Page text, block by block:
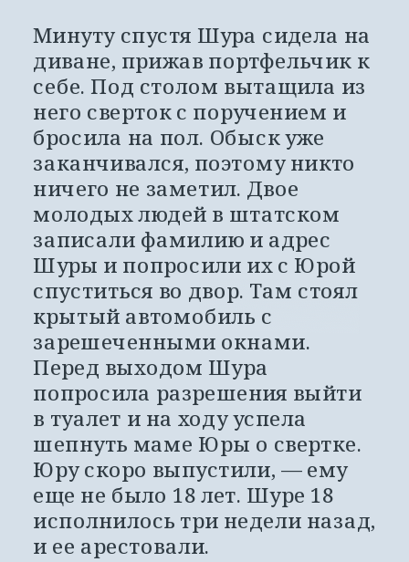
Минуту спустя Шура сидела на
диване, прижав портфельчик к
себе. Под столом вытащила из
него сверток с поручением и
бросила на пол. Обыск уже
заканчивался, поэтому никто
ничего не заметил. Двое
молодых людей в штатском
записали фамилию и адрес
Шуры и попросили их с Юрой
спуститься во двор. Там стоял
крытый автомобиль с
зарешеченными окнами.
Перед выходом Шура
попросила разрешения выйти
в туалет и на ходу успела
шепнуть маме Юры о свертке.
Юру скоро выпустили, — ему
еще не было 18 лет. Шуре 18
исполнилось три недели назад,
и ее арестовали.